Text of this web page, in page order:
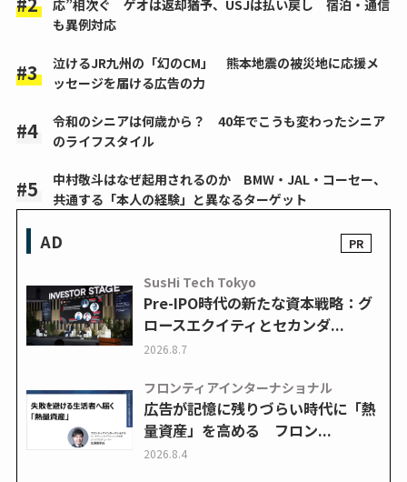
応”相次ぐ ゲオは返却猶予、USJは払い戻し 宿泊・通信
も異例対応
泣けるJR九州の「幻のCM」 熊本地震の被災地に応援メ
ッセージを届ける広告の力
令和のシニアは何歳から？ 40年でこうも変わったシニア
のライフスタイル
中村敬斗はなぜ起用されるのか BMW・JAL・コーセー、
共通する「本人の経験」と異なるターゲット
AD
SusHi Tech Tokyo
Pre-IPO時代の新たな資本戦略：グ
ロースエクイティとセカンダ...
2026.8.7
フロンティアインターナショナル
広告が記憶に残りづらい時代に「熱
量資産」を高める フロン...
2026.8.4